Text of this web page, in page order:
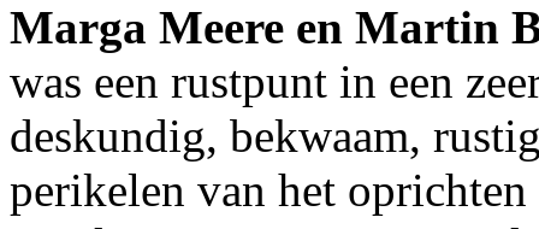
Marga Meere en Martin
was een rustpunt in een
deskundig, bekwaam,
perikelen van het